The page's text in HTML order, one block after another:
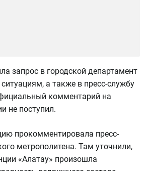
запрос в городской департамент
а также в пресс-службу
комментарий на
не поступил.
прокомментировала пресс-
метрополитена. Там уточнили,
«Алатау» произошла